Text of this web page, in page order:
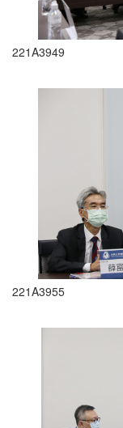
221A3949
221A3955